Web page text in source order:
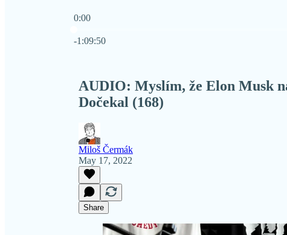
0:00
-1:09:50
AUDIO: Myslím, že Elon Musk
Dočekal (168)
Miloš Čermák
May 17, 2022
Share